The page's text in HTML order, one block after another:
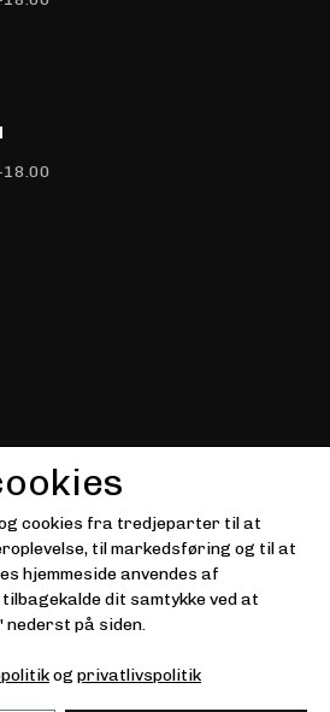
via e-mail
Tilmeld
cookies fra tredjeparter til at
til markedsføring og til at
hjemmeside anvendes af
dit samtykke ved at
nederst på siden.
og privatlivspolitik